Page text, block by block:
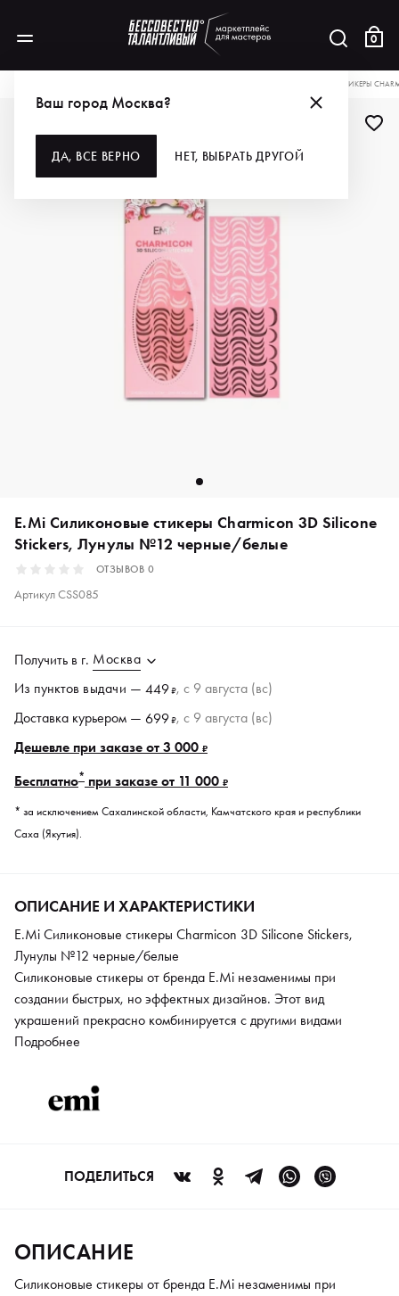
0
Ваш город Москва?
ДА, ВСЕ ВЕРНО НЕТ, ВЫБРАТЬ ДРУГОЙ
E.MI СИЛИКОНОВЫЕ СТИКЕРЫ
E.Mi Силиконовые стикеры Charmicon 3D Silicone
Stickers, Лунулы №12 черные/белые
ОТЗЫВОВ 0
АртикулCSS085
Получить в г. Москва
Из пунктов выдачи — 449₽, c 9 августа (вс)
Доставка курьером — 699₽, c 9 августа (вс)
Дешевле при заказе от 3 000 ₽
Бесплатно* при заказе от 11 000 ₽
* за исключением Сахалинской области, Камчатского края и республики
Саха (Якутия).
ОПИСАНИЕ И ХАРАКТЕРИСТИКИ
E.Mi Силиконовые стикеры Charmicon 3D Silicone Stickers,
Лунулы №12 черные/белые
Силиконовые стикеры от бренда E.Mi незаменимы при
создании быстрых, но эффектных дизайнов. Этот вид
украшений прекрасно комбинируется с другими видами
декора. Аксессуар выполнен из мягкого материала, он прост в
применять стикеры, не требуется дополнительного обучения.
Именно поэтому этот вид украшений популярен у новичков
Подробнее
ПОДЕЛИТЬСЯ
ОПИСАНИЕ
Силиконовые стикеры от бренда E.Mi незаменимы при